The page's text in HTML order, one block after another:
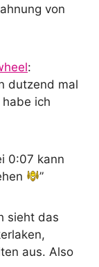
von
:
dutzend mal
ich
0:07 kann
”
sieht das
aus. Also